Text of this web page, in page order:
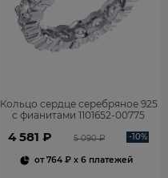
Кольцо сердце серебряное 925
с фианитами 1101652-00775
4 581 ₽ 5 090 ₽ -10%
от764 ₽x 6 платежей